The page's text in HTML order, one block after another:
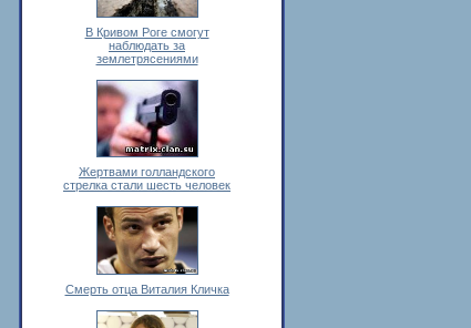
В Кривом Роге смогут
наблюдать за
землетрясениями
Жертвами голландского
стрелка стали шесть человек
Смерть отца Виталия Кличка